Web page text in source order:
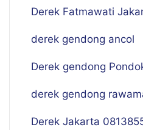
Derek Fatmawati
derek gendong ancol
Derek gendong
derek gendong
Derek Jakarta